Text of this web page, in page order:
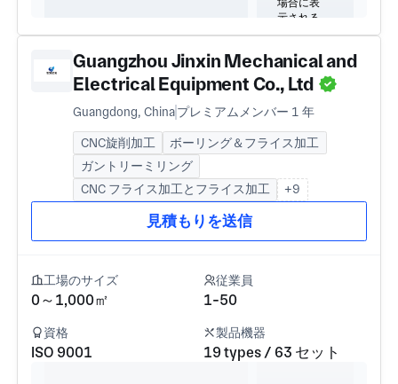
Guangzhou Jinxin Mechanical and
Electrical Equipment Co., Ltd
Guangdong, Chinaプレミアムメンバー 1 年
CNC旋削加工
ボーリング＆フライス加工
ガントリーミリング
CNC フライス加工とフライス加工
+9
見積もりを送信
工場のサイズ
0～1,000㎡
従業員
1-50
資格
ISO 9001
製品機器
19 types / 63 セット